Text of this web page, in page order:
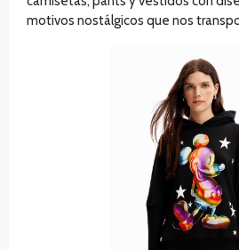
motivos nostálgicos que nos